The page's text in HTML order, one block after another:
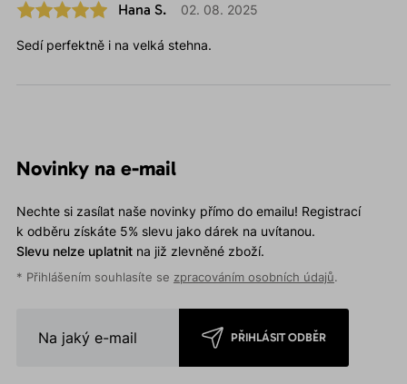
Hana S. 02. 08. 2025
Sedí perfektně i na velká stehna.
Novinky na e-mail
Nechte si zasílat naše novinky přímo do emailu! Registrací
k odběru získáte 5% slevu jako dárek na uvítanou.
Slevu nelze uplatnitna již zlevněné zboží.
* Přihlášením souhlasíte se zpracováním osobních údajů.
PŘIHLÁSIT ODBĚR